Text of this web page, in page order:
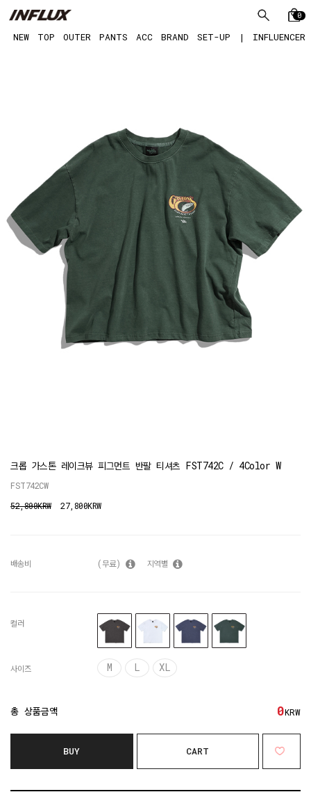
0
NEW TOP OUTER PANTS ACC BRAND SET-UP | INFLUENCER
크롭 가스톤 레이크뷰 피그먼트 반팔 티셔츠 FST742C / 4Color W
FST742CW
52,800KRW
27,800KRW
배송비 (무료) 지역별
컬러
사이즈 M L XL
총 상품금액 0KRW
BUY CART